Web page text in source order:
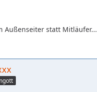
Außenseiter statt Mitläufer...